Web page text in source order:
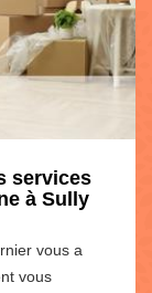
services
à Sully
vous a
vous